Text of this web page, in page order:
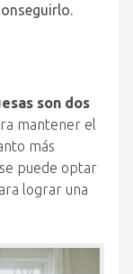
son dos
mantener el
más
puede optar
lograr una